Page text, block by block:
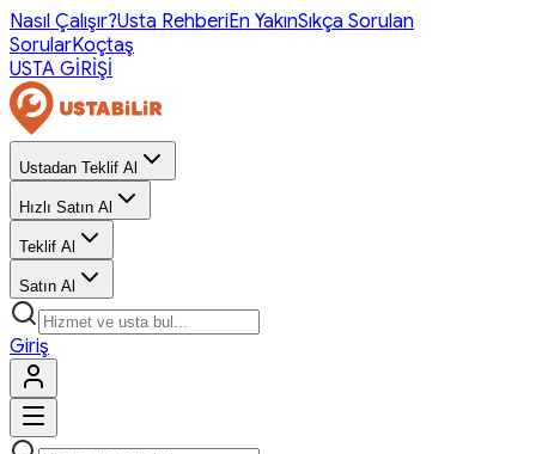
Nasıl Çalışır?Usta RehberiEn YakınSıkça Sorulan
SorularKoçtaş
USTA GİRİŞİ
Ustadan Teklif Al
Hızlı Satın Al
Teklif Al
Satın Al
Giriş